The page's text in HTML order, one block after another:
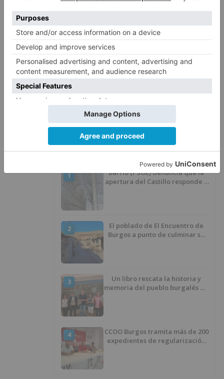
indemnización de la empresa y el añadido del
lucro cesante, que es el beneficio que la
empresa dejar de ingresar por la rescisión del
contrato.
indemnización anulación
asciende
LO + VISTO
1
Barrio (PSOE) denuncia que la
apertura del Castillo responde a
2
El poblado de El Encuentro de
Burgos a punto de culminar su
3
Un libro rescata la historia y
memoria del pueblo burgalés de
4
CCOO Burgos tramita más de 200
expedientes de regularización